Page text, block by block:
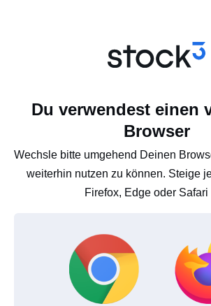
Du verwendest einen
Browser
Wechsle bitte umgehend Deinen
weiterhin nutzen zu können. Steige
Firefox, Edge oder Safari